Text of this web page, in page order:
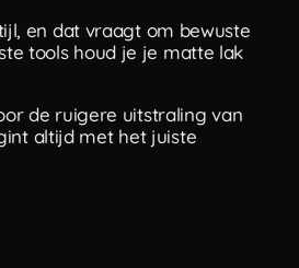
en dat vraagt om bewuste
tools houd je je matte lak
de ruigere uitstraling van
altijd met het juiste